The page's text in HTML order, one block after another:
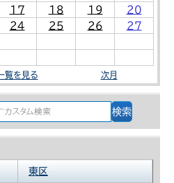
17 18 19
20
24 25 26
27
覧を見る 次月
東区